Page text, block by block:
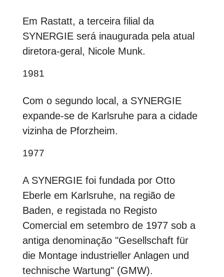
Em Rastatt, a terceira filial da
SYNERGIE será inaugurada pela atual
diretora-geral, Nicole Munk.
1981
Com o segundo local, a SYNERGIE
expande-se de Karlsruhe para a cidade
vizinha de Pforzheim.
1977
A SYNERGIE foi fundada por Otto
Eberle em Karlsruhe, na região de
Baden, e registada no Registo
Comercial em setembro de 1977 sob a
antiga denominação "Gesellschaft für
die Montage industrieller Anlagen und
technische Wartung" (GMW).